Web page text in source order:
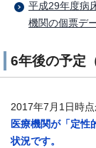
平成29年度病
機関の個票デー
6年後の予定
2017年7月1日時点
医療機関が「定性
状況です。